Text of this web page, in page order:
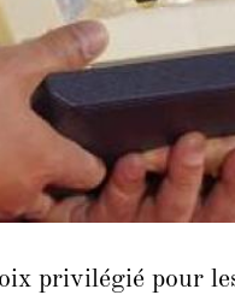
privilégié pour